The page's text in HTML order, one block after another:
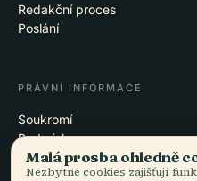
Redakční proces
Poslání
PRÁVNÍ INFORMACE
Soukromí
Podmínky
Nastavení cookies
Smazat účet
Malá prosba ohledně
Nezbytné cookies zajišťují